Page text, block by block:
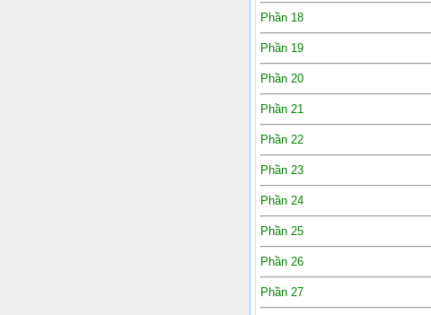
Phần 18
Phần 19
Phần 20
Phần 21
Phần 22
Phần 23
Phần 24
Phần 25
Phần 26
Phần 27